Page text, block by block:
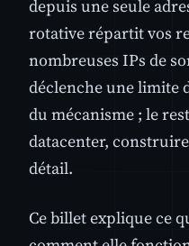
depuis une seule
rotative répartit vos
nombreuses IPs de
déclenche une limite
du mécanisme ; le
datacenter,
détail.
Ce billet explique ce